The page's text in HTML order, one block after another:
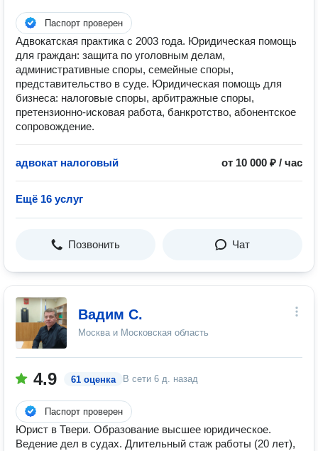
Паспорт проверен
Адвокатская практика с 2003 года. Юридическая помощь
для граждан: защита по уголовным делам,
административные споры, семейные споры,
представительство в суде. Юридическая помощь для
бизнеса: налоговые споры, арбитражные споры,
претензионно-исковая работа, банкротство, абонентское
сопровождение.
адвокат налоговый от 10 000 ₽ / час
Ещё 16 услуг
Позвонить Чат
Вадим С.
Москва и Московская область
4.9 61 оценка В сети 6 д. назад
Паспорт проверен
Юрист в Твери. Образование высшее юридическое.
Ведение дел в судах. Длительный стаж работы (20 лет),